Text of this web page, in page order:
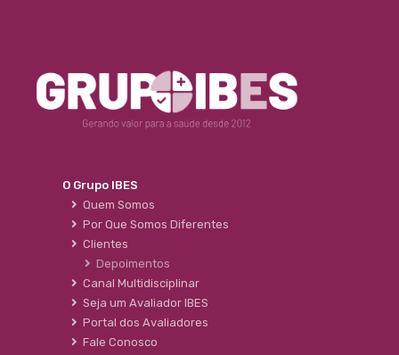
O Grupo IBES
Quem Somos
Por Que Somos Diferentes
Clientes
Depoimentos
Canal Multidisciplinar
Seja um Avaliador IBES
Portal dos Avaliadores
Fale Conosco